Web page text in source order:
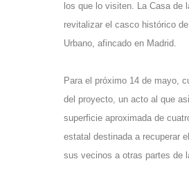
los que lo visiten. La Casa de
revitalizar el casco histórico
Urbano, afincado en Madrid.
Para el próximo 14 de mayo,
del proyecto, un acto al que
superficie aproximada de
estatal destinada a recuperar
sus vecinos a otras partes de